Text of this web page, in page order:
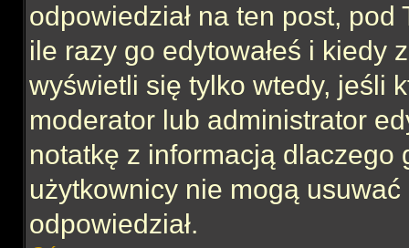
odpowiedział na ten post,
ile razy go edytowałeś i kiedy
wyświetli się tylko wtedy, jeśli
moderator lub administrator
notatkę z informacją
użytkownicy nie mogą
odpowiedział.